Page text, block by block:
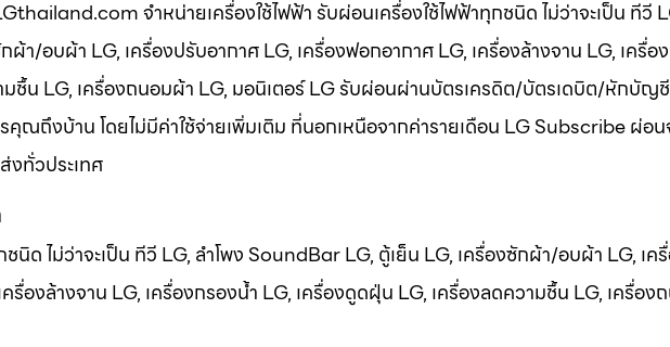
จำหน่ายเครื่องใช้ไฟฟ้า รับผ่อนเครื่องใช้ไฟฟ้าทุกชนิด ไม่ว่าจะเป็น ทีวี
า/อบผ้า LG, เครื่องปรับอากาศ LG, เครื่องฟอกอากาศ LG, เครื่องล้างจาน LG, เครื่อ
มชื้น LG, เครื่องถนอมผ้า LG, มอนิเตอร์ LG รับผ่อนผ่านบัตรเครดิต/บัตรเดบิต/หักบัญ
ณถึงบ้าน โดยไม่มีค่าใช้จ่ายเพิ่มเติม ที่นอกเหนือจากค่ารายเดือน LG Subscribe ผ่อน
งทั่วประเทศ
นิด ไม่ว่าจะเป็น ทีวี LG, ลำโพง SoundBar LG, ตู้เย็น LG, เครื่องซักผ้า/อบผ้า LG, เค
รื่องล้างจาน LG, เครื่องกรองน้ำ LG, เครื่องดูดฝุ่น LG, เครื่องลดความชื้น LG, เครื่อง